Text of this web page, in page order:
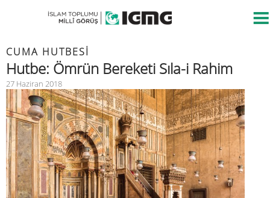
CUMA HUTBESİ
Hutbe: Ömrün Bereketi Sıla-i Rahim
27 Haziran 2018